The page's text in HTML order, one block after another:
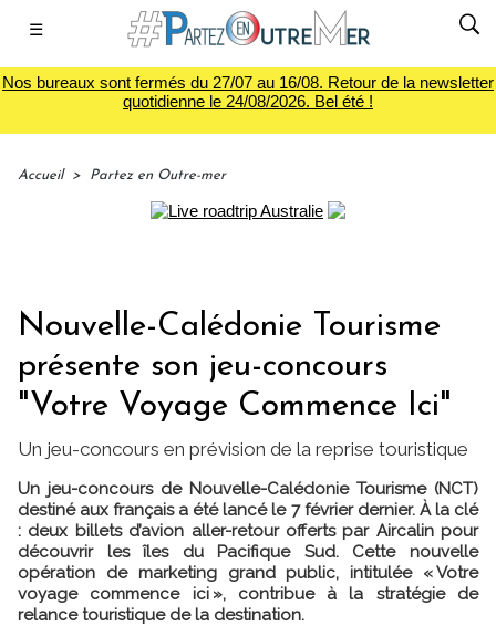
☰
Nos bureaux sont fermés du 27/07 au 16/08. Retour de la newsletter
quotidienne le 24/08/2026. Bel été !
Accueil > Partez en Outre-mer
Nouvelle-Calédonie Tourisme
présente son jeu-concours
"Votre Voyage Commence Ici"
Un jeu-concours en prévision de la reprise touristique
Un jeu-concours de Nouvelle-Calédonie Tourisme (NCT)
destiné aux français a été lancé le 7 février dernier. À la clé
: deux billets d’avion aller-retour offerts par Aircalin pour
découvrir les îles du Pacifique Sud. Cette nouvelle
opération de marketing grand public, intitulée « Votre
voyage commence ici », contribue à la stratégie de
relance touristique de la destination.